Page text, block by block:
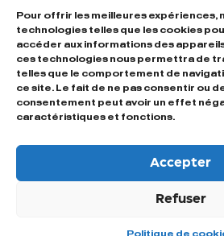
Pour offrir les meilleures expériences,
technologies telles que les cookies
accéder aux informations des
ces technologies nous permettra de
telles que le comportement de
ce site. Le fait de ne pas consentir ou
consentement peut avoir un effet
caractéristiques et fonctions.
Accepter
Refuser
Créateurs et monteurs vidéo, on
transforme vos histoires en
contenus qui captivent — du
format court au reportage.
Et grâce à nos réseaux, on
donne de la visibilité à vos
projets.
ConfidentialitéCGV